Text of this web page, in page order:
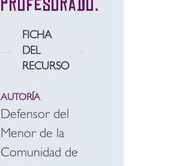
profesorado.
FICHA
DEL
RECURSO
AUTORÍA
Defensor del
Menor de la
Comunidad de